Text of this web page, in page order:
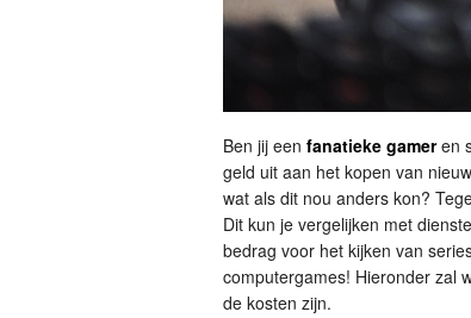
Ben jij een fanatieke gameren
geld uit aan het kopen van
wat als dit nou anders kon?
Dit kun je vergelijken met
bedrag voor het kijken van
computergames! Hieronder zal
de kosten zijn.